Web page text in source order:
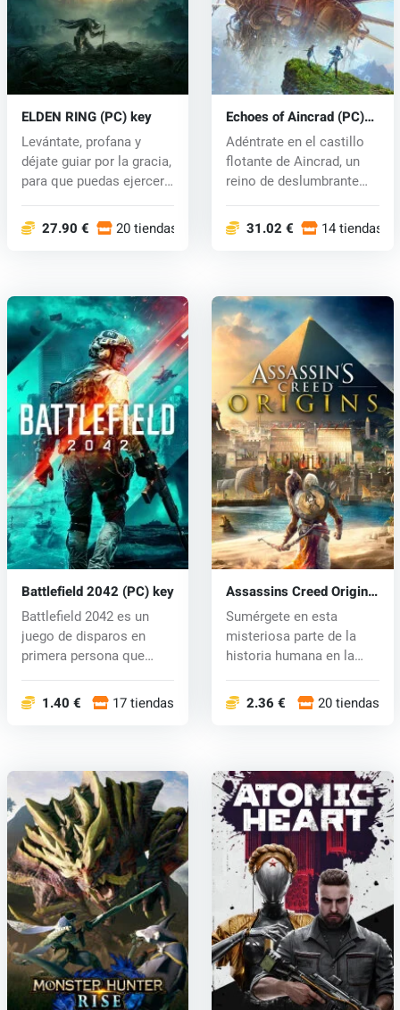
ELDEN RING (PC) key
Levántate, profana y
déjate guiar por la gracia,
para que puedas ejercer
27.90 € 20 tiendas
Echoes of Aincrad (PC)
key
Adéntrate en el castillo
flotante de Aincrad, un
reino de deslumbrante
31.02 € 14 tiendas
Battlefield 2042 (PC) key
Battlefield 2042 es un
juego de disparos en
primera persona que
1.40 € 17 tiendas
Assassins Creed Origins
(PC) CD key
Sumérgete en esta
misteriosa parte de la
historia humana en la
2.36 € 20 tiendas